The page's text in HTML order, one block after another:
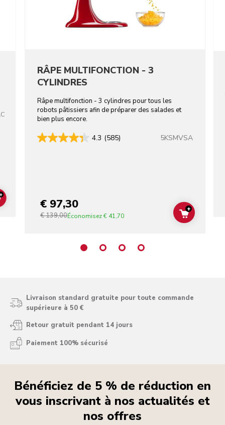
ADD TO CART
RÂPE MULTIFONCTION - 3
CYLINDRES
Râpe multifonction - 3 cylindres pour tous les
robots pâtissiers afin de préparer des salades et
bien plus encore.
4.3 (585) 5KSMVSA
€ 97,30
€ 139,00Économisez€ 41,70 ADD TO
+
Livraison standard gratuite pour toute commande
supérieure à 50 €
Retour gratuit pendant 14 jours
Paiement 100% sécurisé
Bénéficiez de 5 % de réduction en
vous inscrivant à nos actualités et
nos offres